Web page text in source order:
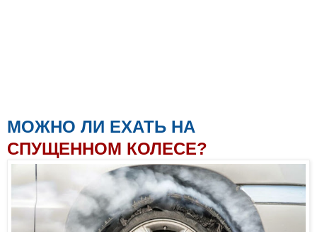
МОЖНО ЛИ ЕХАТЬ НА
СПУЩЕННОМ КОЛЕСЕ?